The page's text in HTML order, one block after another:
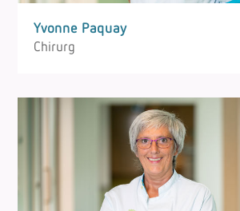
Yvonne Paquay
Chirurg